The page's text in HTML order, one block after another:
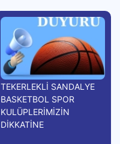
TEKERLEKLİ SANDALYE
BASKETBOL SPOR
KULÜPLERİMİZİN
DİKKATİNE